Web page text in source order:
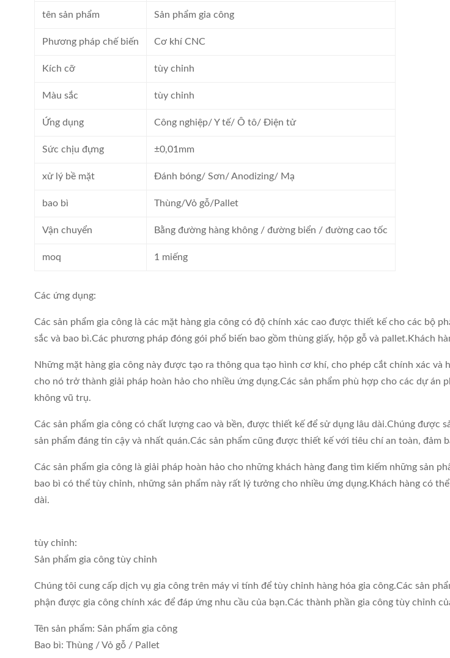
tên sản phẩm Sản phẩm gia công
Phương pháp chế biến Cơ khí CNC
Kích cỡ tùy chỉnh
Màu sắc tùy chỉnh
Ứng dụng Công nghiệp/ Y tế/ Ô tô/ Điện tử
Sức chịu đựng ±0,01mm
xử lý bề mặt Đánh bóng/ Sơn/ Anodizing/ Mạ
bao bì Thùng/Vỏ gỗ/Pallet
Vận chuyển Bằng đường hàng không / đường biển / đường cao tốc
moq 1 miếng
Các ứng dụng:
Các sản phẩm gia công là các mặt hàng gia công có độ chính xác cao được thiết kế cho các bộ
sắc và bao bì.Các phương pháp đóng gói phổ biến bao gồm thùng giấy, hộp gỗ và pallet.Khách
Những mặt hàng gia công này được tạo ra thông qua tạo hình cơ khí, cho phép cắt chính xác
cho nó trở thành giải pháp hoàn hảo cho nhiều ứng dụng.Các sản phẩm phù hợp cho các dự
không vũ trụ.
Các sản phẩm gia công có chất lượng cao và bền, được thiết kế để sử dụng lâu dài.Chúng được
sản phẩm đáng tin cậy và nhất quán.Các sản phẩm cũng được thiết kế với tiêu chí an toàn, đảm
Các sản phẩm gia công là giải pháp hoàn hảo cho những khách hàng đang tìm kiếm những sản
bao bì có thể tùy chỉnh, những sản phẩm này rất lý tưởng cho nhiều ứng dụng.Khách hàng có
dài.
tùy chỉnh:
Sản phẩm gia công tùy chỉnh
Chúng tôi cung cấp dịch vụ gia công trên máy vi tính để tùy chỉnh hàng hóa gia công.Các sản
phận được gia công chính xác để đáp ứng nhu cầu của bạn.Các thành phần gia công tùy chỉnh
Tên sản phẩm: Sản phẩm gia công
Bao bì: Thùng / Vỏ gỗ / Pallet